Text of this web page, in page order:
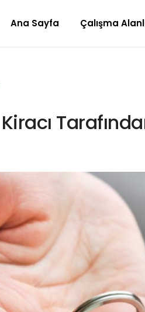
Ana Sayfa Çalışma
Kiracı